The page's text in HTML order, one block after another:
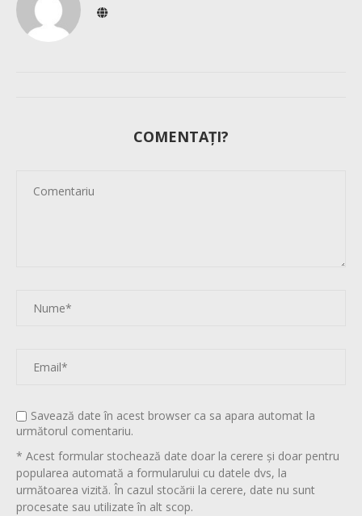
COMENTAȚI?
Savează date în acest browser ca sa apara automat la
următorul comentariu.
* Acest formular stochează date doar la cerere și doar pentru
popularea automată a formularului cu datele dvs, la
următoarea vizită. În cazul stocării la cerere, date nu sunt
procesate sau utilizate în alt scop.